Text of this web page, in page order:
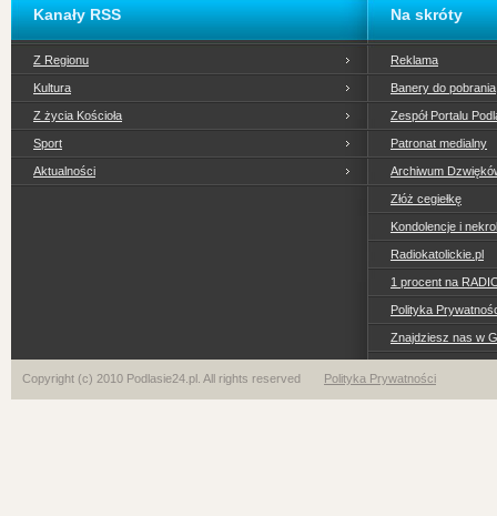
Kanały RSS
Z Regionu
Kultura
Z życia Kościoła
Sport
Aktualności
Na skróty
Reklama
Banery do pobrania
Zespół Portalu
Patronat medialny
Archiwum
Złóż cegiełkę
Kondolencje i
Radiokatolickie.pl
1 procent na
Polityka
Znajdziesz nas w
Copyright (c) 2010 Podlasie24.pl. All rights reserved Polityka Prywatności